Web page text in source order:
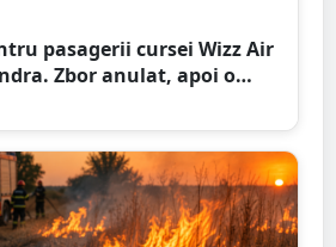
pasagerii cursei Wizz Air
Zbor anulat, apoi o
Fără explicații clare